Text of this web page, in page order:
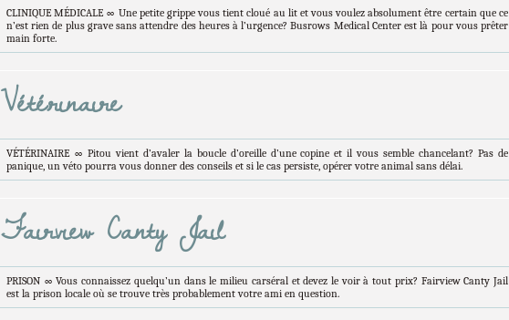
CLINIQUE MÉDICALE ∞ Une petite grippe vous tient cloué au lit et vous voulez absolument être certain que ce
n’est rien de plus grave sans attendre des heures à l’urgence? Busrows Medical Center est là pour vous prêter
main forte.
Vétérinaire
VÉTÉRINAIRE ∞ Pitou vient d’avaler la boucle d’oreille d’une copine et il vous semble chancelant? Pas de
panique, un véto pourra vous donner des conseils et si le cas persiste, opérer votre animal sans délai.
Fairview Canty Jail
PRISON ∞ Vous connaissez quelqu’un dans le milieu carséral et devez le voir à tout prix? Fairview Canty Jail
est la prison locale où se trouve très probablement votre ami en question.